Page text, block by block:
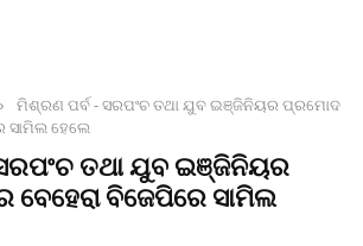
ମିଶ୍ରଣ ପର୍ବ - ସରପଂଚ ତଥା ଯୁବ ଇଞ୍ଜିନିୟର ପ୍ରମୋଦ
ସାମିଲ ହେଲେ
ତଥା ଯୁବ ଇଞ୍ଜିନିୟର
ବିଜେପିରେ ସାମିଲ